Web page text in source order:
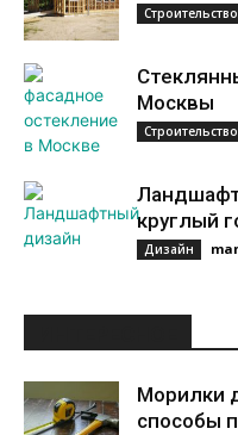
Строительство
Москвы
Строительство
круглый
Дизайн
Морилки
способы